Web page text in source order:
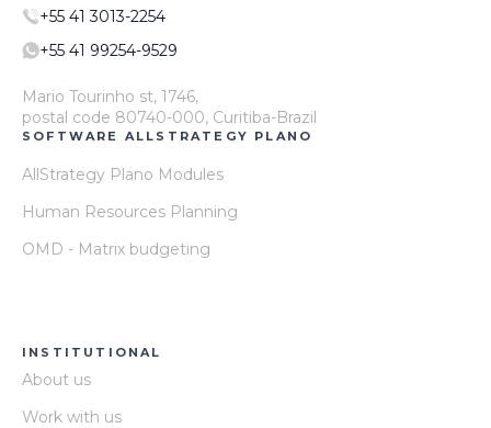
+55 41 3013-2254
+55 41 99254-9529
Mario Tourinho st, 1746,
postal code 80740-000, Curitiba-Brazil
SOFTWARE ALLSTRATEGY PLANO
AllStrategy Plano Modules
Human Resources Planning
OMD - Matrix budgeting
INSTITUTIONAL
About us
Work with us